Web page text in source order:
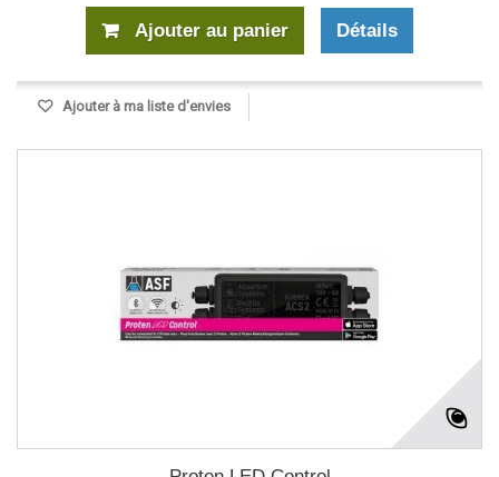
Ajouter au panier Détails
Ajouter à ma liste d'envies